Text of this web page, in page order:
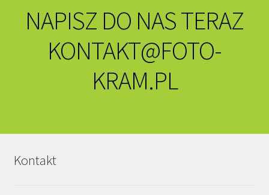
NAPISZ DO NAS TERAZ
KONTAKT@FOTO-
KRAM.PL
Kontakt